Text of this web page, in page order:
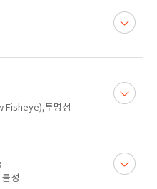
Fisheye),투명성
성